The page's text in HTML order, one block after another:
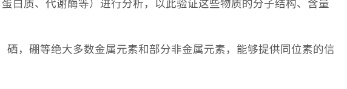
，硼等绝大多数金属元素和部分非金属元素，能够提供同位素的信